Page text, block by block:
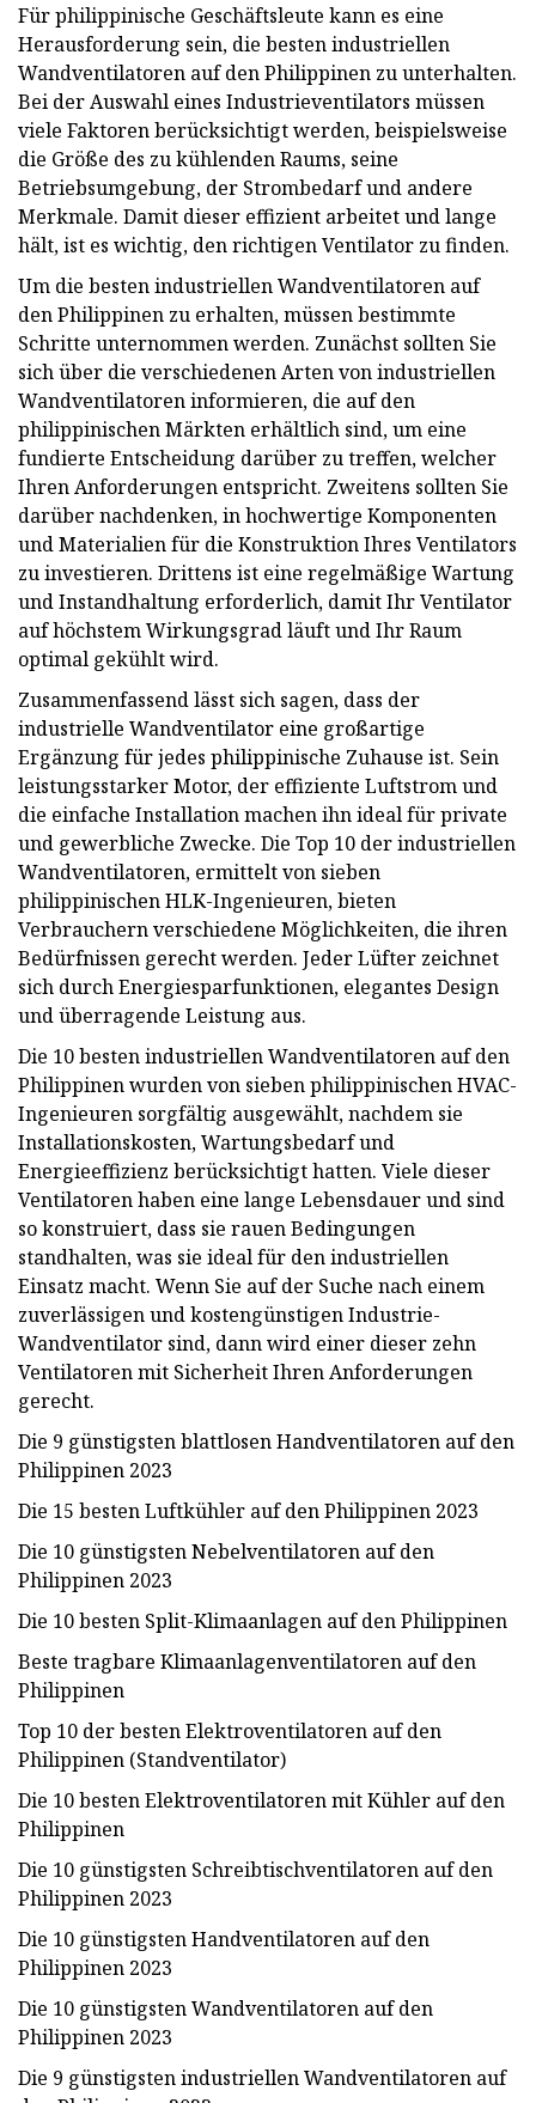
Für philippinische Geschäftsleute kann es eine
Herausforderung sein, die besten industriellen
Wandventilatoren auf den Philippinen zu unterhalten.
Bei der Auswahl eines Industrieventilators müssen
viele Faktoren berücksichtigt werden, beispielsweise
die Größe des zu kühlenden Raums, seine
Betriebsumgebung, der Strombedarf und andere
Merkmale. Damit dieser effizient arbeitet und lange
hält, ist es wichtig, den richtigen Ventilator zu finden.
Um die besten industriellen Wandventilatoren auf
den Philippinen zu erhalten, müssen bestimmte
Schritte unternommen werden. Zunächst sollten Sie
sich über die verschiedenen Arten von industriellen
Wandventilatoren informieren, die auf den
philippinischen Märkten erhältlich sind, um eine
fundierte Entscheidung darüber zu treffen, welcher
Ihren Anforderungen entspricht. Zweitens sollten Sie
darüber nachdenken, in hochwertige Komponenten
und Materialien für die Konstruktion Ihres Ventilators
zu investieren. Drittens ist eine regelmäßige Wartung
und Instandhaltung erforderlich, damit Ihr Ventilator
auf höchstem Wirkungsgrad läuft und Ihr Raum
optimal gekühlt wird.
Zusammenfassend lässt sich sagen, dass der
industrielle Wandventilator eine großartige
Ergänzung für jedes philippinische Zuhause ist. Sein
leistungsstarker Motor, der effiziente Luftstrom und
die einfache Installation machen ihn ideal für private
und gewerbliche Zwecke. Die Top 10 der industriellen
Wandventilatoren, ermittelt von sieben
philippinischen HLK-Ingenieuren, bieten
Verbrauchern verschiedene Möglichkeiten, die ihren
Bedürfnissen gerecht werden. Jeder Lüfter zeichnet
sich durch Energiesparfunktionen, elegantes Design
und überragende Leistung aus.
Die 10 besten industriellen Wandventilatoren auf den
Philippinen wurden von sieben philippinischen HVAC-
Ingenieuren sorgfältig ausgewählt, nachdem sie
Installationskosten, Wartungsbedarf und
Energieeffizienz berücksichtigt hatten. Viele dieser
Ventilatoren haben eine lange Lebensdauer und sind
so konstruiert, dass sie rauen Bedingungen
standhalten, was sie ideal für den industriellen
Einsatz macht. Wenn Sie auf der Suche nach einem
zuverlässigen und kostengünstigen Industrie-
Wandventilator sind, dann wird einer dieser zehn
Ventilatoren mit Sicherheit Ihren Anforderungen
gerecht.
Die 9 günstigsten blattlosen Handventilatoren auf den
Philippinen 2023
Die 15 besten Luftkühler auf den Philippinen 2023
Die 10 günstigsten Nebelventilatoren auf den
Philippinen 2023
Die 10 besten Split-Klimaanlagen auf den Philippinen
Beste tragbare Klimaanlagenventilatoren auf den
Philippinen
Top 10 der besten Elektroventilatoren auf den
Philippinen (Standventilator)
Die 10 besten Elektroventilatoren mit Kühler auf den
Philippinen
Die 10 günstigsten Schreibtischventilatoren auf den
Philippinen 2023
Die 10 günstigsten Handventilatoren auf den
Philippinen 2023
Die 10 günstigsten Wandventilatoren auf den
Philippinen 2023
Die 9 günstigsten industriellen Wandventilatoren auf